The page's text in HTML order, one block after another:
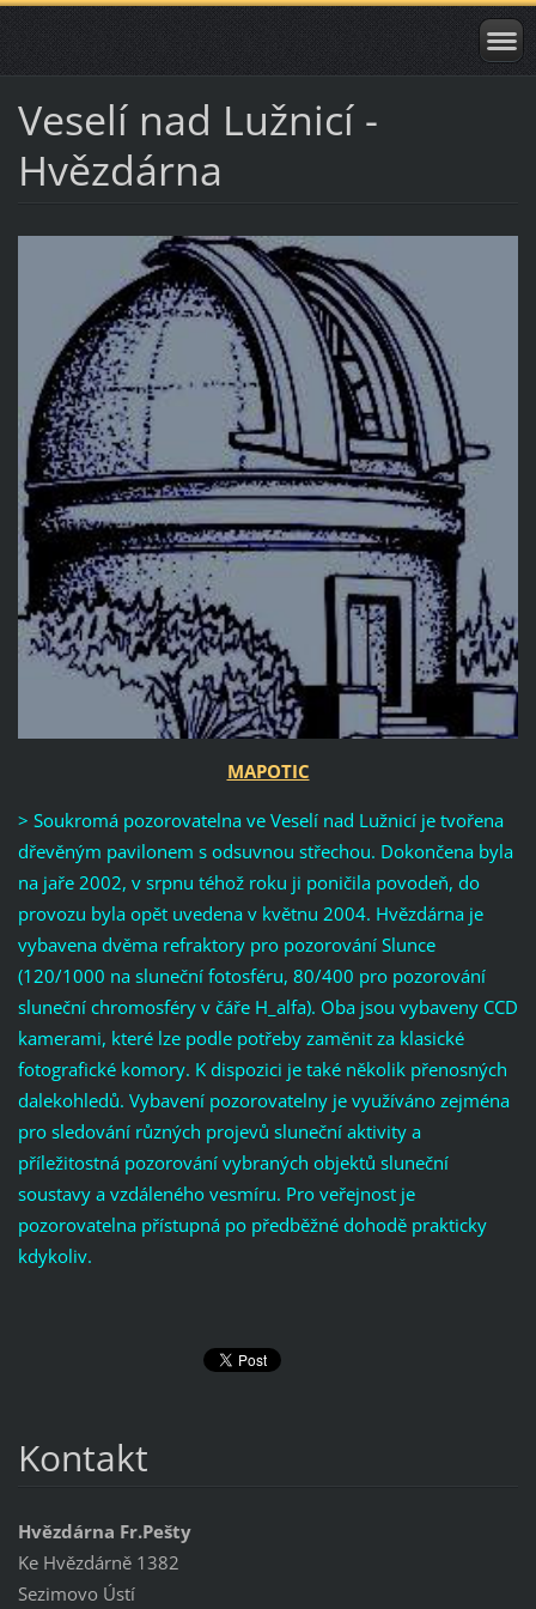
Veselí nad Lužnicí -
Hvězdárna
MAPOTIC
> Soukromá pozorovatelna ve Veselí nad Lužnicí je tvořena
dřevěným pavilonem s odsuvnou střechou. Dokončena byla
na jaře 2002, v srpnu téhož roku ji poničila povodeň, do
provozu byla opět uvedena v květnu 2004. Hvězdárna je
vybavena dvěma refraktory pro pozorování Slunce
(120/1000 na sluneční fotosféru, 80/400 pro pozorování
sluneční chromosféry v čáře H_alfa). Oba jsou vybaveny CCD
kamerami, které lze podle potřeby zaměnit za klasické
fotografické komory. K dispozici je také několik přenosných
dalekohledů. Vybavení pozorovatelny je využíváno zejména
pro sledování různých projevů sluneční aktivity a
příležitostná pozorování vybraných objektů sluneční
soustavy a vzdáleného vesmíru. Pro veřejnost je
pozorovatelna přístupná po předběžné dohodě prakticky
kdykoliv.
Kontakt
Hvězdárna Fr.Pešty
Ke Hvězdárně 1382
Sezimovo Ústí